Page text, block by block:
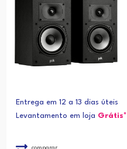
Entrega em 12 a 13 dias úteis
Levantamento em loja Grátis*
comparar